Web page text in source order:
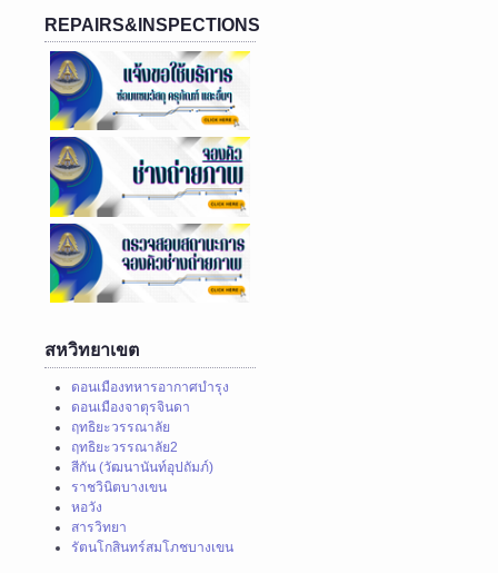
REPAIRS&INSPECTIONS
สหวิทยาเขต
ดอนเมืองทหารอากาศบำรุง
ดอนเมืองจาตุรจินดา
ฤทธิยะวรรณาลัย
ฤทธิยะวรรณาลัย2
สีกัน (วัฒนานันท์อุปถัมภ์)
ราชวินิตบางเขน
หอวัง
สารวิทยา
รัตนโกสินทร์สมโภชบางเขน